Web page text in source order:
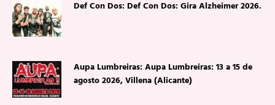
Def Con Dos: Def Con Dos: Gira Alzheimer 2026.
Aupa Lumbreiras: Aupa Lumbreiras: 13 a 15 de
agosto 2026, Villena (Alicante)